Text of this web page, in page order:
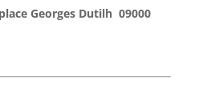
Georges Dutilh 09000